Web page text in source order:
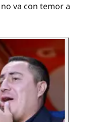
va con temor a